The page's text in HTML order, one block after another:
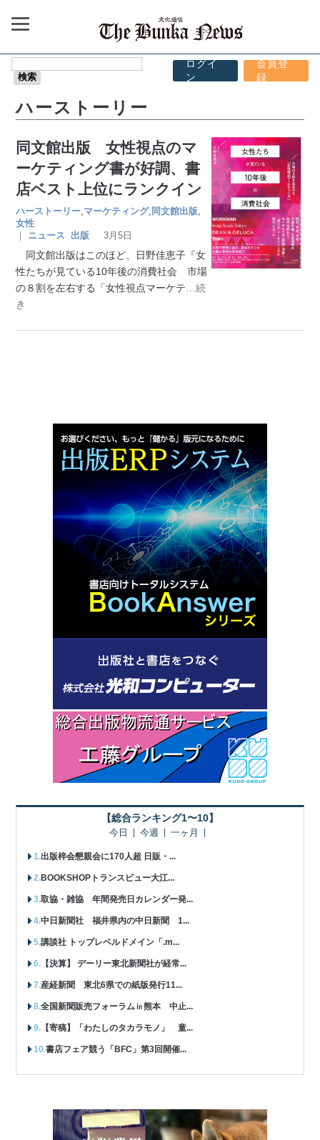
ログイ
ン
会員登
録
ハーストーリー
同文館出版 女性視点のマ
ーケティング書が好調、書
店ベスト上位にランクイン
ハーストーリー マーケティング, 同文館出版
女性
｜
ニュース 出版 3月5日
同文館出版はこのほど、日野佳恵子『女
性たちが見ている10年後の消費社会 市場
の８割を左右する「女性視点マーケテ …続
き
【総合ランキング1〜10】
今日 今週 一ヶ月
出版梓会懇親会に170人超 日販・...
BOOKSHOPトランスビュー大江...
取協・雑協 年間発売日カレンダー発...
中日新聞社 福井県内の中日新聞 1...
講談社 トップレベルドメイン「.m...
【決算】 デーリー東北新聞社が経常...
産経新聞 東北6県での紙版発行11...
全国新聞販売フォーラム㏌熊本 中止...
【寄稿】「わたしのタカラモノ」 童...
書店フェア競う「BFC」第3回開催...